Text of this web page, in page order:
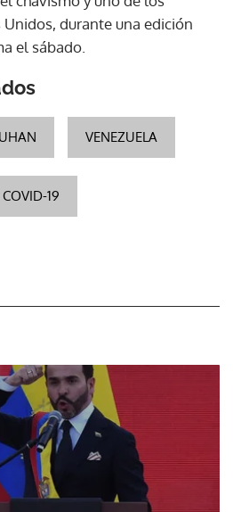
durante una edición
el sábado.
VENEZUELA
COVID-19